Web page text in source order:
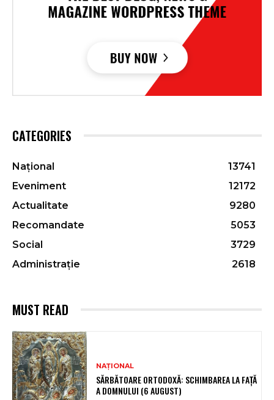
CATEGORIES
Național
13741
Eveniment
12172
Actualitate
9280
Recomandate
5053
Social
3729
Administrație
2618
MUST READ
NAȚIONAL
SĂRBĂTOARE ORTODOXĂ: SCHIMBAREA LA FAȚĂ
A DOMNULUI (6 AUGUST)